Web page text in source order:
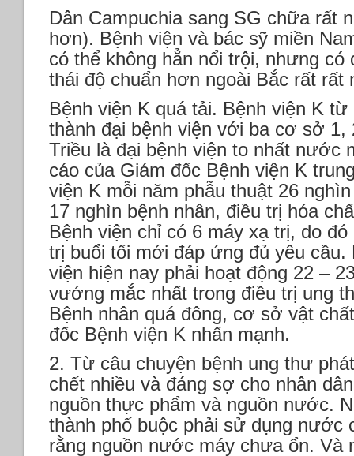
Dân Campuchia sang SG chữa rất
hơn). Bệnh viện và bác sỹ miền
có thể không hẳn nổi trội, nhưng có
thái độ chuẩn hơn ngoài Bắc rất rất
Bệnh viện K quá tải. Bệnh viện K
thành đại bệnh viện với ba cơ sở 1,
Triều là đại bệnh viện to nhất nước
cáo của Giám đốc Bệnh viện K
viện K mỗi năm phẫu thuật 26
17 nghìn bệnh nhân, điều trị hóa
Bệnh viện chỉ có 6 máy xạ trị, do
trị buổi tối mới đáp ứng đủ yêu cầu.
viện hiện nay phải hoạt động 22 –
vướng mắc nhất trong điều trị ung
Bệnh nhân quá đông, cơ sở vật
đốc Bệnh viện K nhấn mạnh.
2. Từ câu chuyện bệnh ung thư
chết nhiều và đáng sợ cho nhân
nguồn thực phẩm và nguồn nước.
thành phố buộc phải sử dụng nước
rằng nguồn nước máy chưa ổn. Và